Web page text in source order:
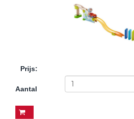
Prijs:
Aantal